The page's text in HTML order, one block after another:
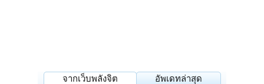
จากเว็บพลังจิต อัพเดทล่าสุด